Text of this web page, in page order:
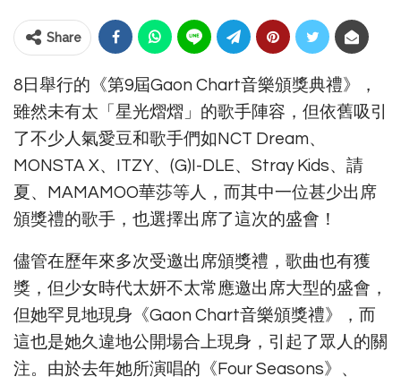
Share
8日舉行的《第9屆Gaon Chart音樂頒獎典禮》，
雖然未有太「星光熠熠」的歌手陣容，但依舊吸引
了不少人氣愛豆和歌手們如NCT Dream、
MONSTA X、ITZY、(G)I-DLE、Stray Kids、請
夏、MAMAMOO華莎等人，而其中一位甚少出席
頒獎禮的歌手，也選擇出席了這次的盛會！
儘管在歷年來多次受邀出席頒獎禮，歌曲也有獲
獎，但少女時代太妍不太常應邀出席大型的盛會，
但她罕見地現身《Gaon Chart音樂頒獎禮》，而
這也是她久違地公開場合上現身，引起了眾人的關
注。由於去年她所演唱的《Four Seasons》、